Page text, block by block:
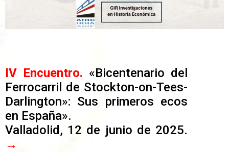
IV Encuentro. «Bicentenario del
Ferrocarril de Stockton-on-Tees-
Darlington»: Sus primeros ecos
en España».
Valladolid, 12 de junio de 2025.
→